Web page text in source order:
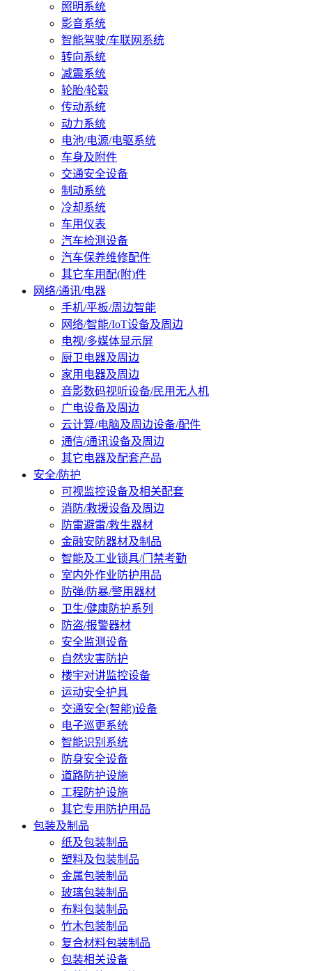
照明系统
影音系统
智能驾驶/车联网系统
转向系统
减震系统
轮胎/轮毂
传动系统
动力系统
电池/电源/电驱系统
车身及附件
交通安全设备
制动系统
冷却系统
车用仪表
汽车检测设备
汽车保养维修配件
其它车用配(附)件
网络/通讯/电器
手机/平板/周边智能
网络/智能/IoT设备及周边
电视/多媒体显示屏
厨卫电器及周边
家用电器及周边
音影数码视听设备/民用无人机
广电设备及周边
云计算/电脑及周边设备/配件
通信/通讯设备及周边
其它电器及配套产品
安全/防护
可视监控设备及相关配套
消防/救援设备及周边
防雷避雷/救生器材
金融安防器材及制品
智能及工业锁具/门禁考勤
室内外作业防护用品
防弹/防暴/警用器材
卫生/健康防护系列
防盗/报警器材
安全监测设备
自然灾害防护
楼宇对讲监控设备
运动安全护具
交通安全(智能)设备
电子巡更系统
智能识别系统
防身安全设备
道路防护设施
工程防护设施
其它专用防护用品
包装及制品
纸及包装制品
塑料及包装制品
金属包装制品
玻璃包装制品
布料包装制品
竹木包装制品
复合材料包装制品
包装相关设备